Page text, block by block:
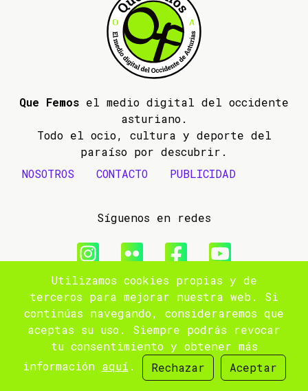
Que Femos el medio digital del occidente
asturiano.
Todo el ocio, cultura y deporte del
paraíso por descubrir.
NOSOTROS
CONTACTO PUBLICIDAD
Síguenos en redes
© 2009- 2026 Que Femos
Política de privacidad
Utilizamos cookies propias y de
terceros para mejorar nuestra web. Si
continúas navegando, consideraremos que
aceptas su uso. Siempre podrás revocar
tu consentimiento y obtener más
información aquí . Rechazar Aceptar